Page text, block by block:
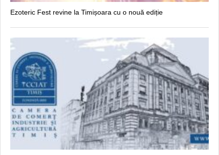
Ezoteric Fest revine la Timișoara cu o nouă ediție